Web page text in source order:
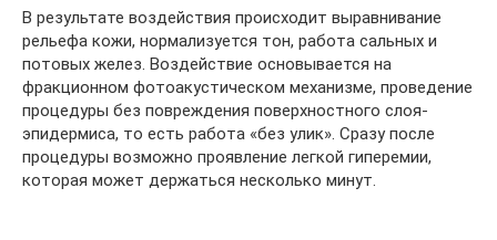
В результате воздействия происходит выравнивание
рельефа кожи, нормализуется тон, работа сальных и
потовых желез. Воздействие основывается на
фракционном фотоакустическом механизме, проведение
процедуры без повреждения поверхностного слоя-
эпидермиса, то есть работа «без улик». Сразу после
процедуры возможно проявление легкой гиперемии,
которая может держаться несколько минут.